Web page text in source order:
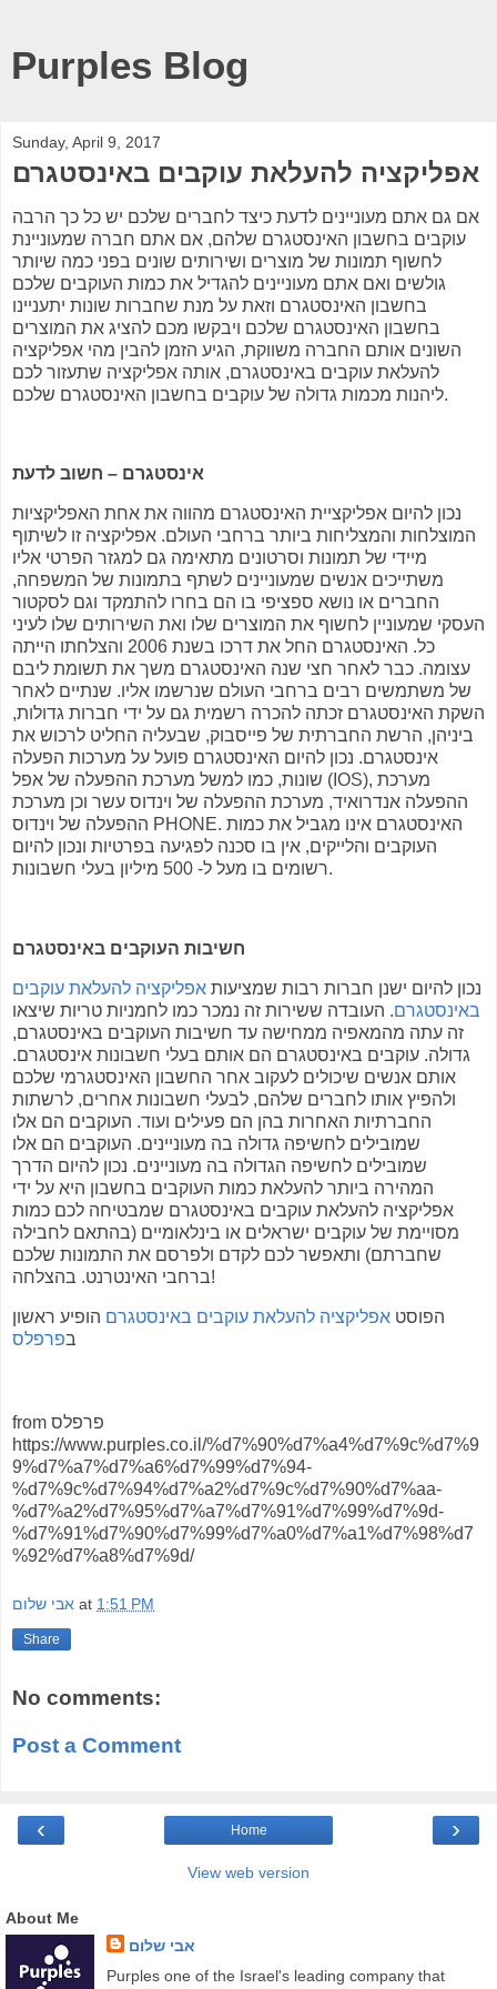
Purples Blog
Sunday, April 9, 2017
אפליקציה להעלאת עוקבים באינסטגרם
אם גם אתם מעוניינים לדעת כיצד לחברים שלכם יש כל כך הרבה
עוקבים בחשבון האינסטגרם שלהם, אם אתם חברה שמעוניינת
לחשוף תמונות של מוצרים ושירותים שונים בפני כמה שיותר
גולשים ואם אתם מעוניינים להגדיל את כמות העוקבים שלכם
בחשבון האינסטגרם וזאת על מנת שחברות שונות יתעניינו
בחשבון האינסטגרם שלכם ויבקשו מכם להציג את המוצרים
השונים אותם החברה משווקת, הגיע הזמן להבין מהי אפליקציה
להעלאת עוקבים באינסטגרם, אותה אפליקציה שתעזור לכם
ליהנות מכמות גדולה של עוקבים בחשבון האינסטגרם שלכם.
אינסטגרם – חשוב לדעת
נכון להיום אפליקציית האינסטגרם מהווה את אחת האפליקציות
המוצלחות והמצליחות ביותר ברחבי העולם. אפליקציה זו לשיתוף
מיידי של תמונות וסרטונים מתאימה גם למגזר הפרטי אליו
משתייכים אנשים שמעוניינים לשתף בתמונות של המשפחה,
החברים או נושא ספציפי בו הם בחרו להתמקד וגם לסקטור
העסקי שמעוניין לחשוף את המוצרים שלו ואת השירותים שלו לעיני
כל. האינסטגרם החל את דרכו בשנת 2006 והצלחתו הייתה
עצומה. כבר לאחר חצי שנה האינסטגרם משך את תשומת ליבם
של משתמשים רבים ברחבי העולם שנרשמו אליו. שנתיים לאחר
השקת האינסטגרם זכתה להכרה רשמית גם על ידי חברות גדולות,
ביניהן, הרשת החברתית של פייסבוק, שבעליה החליט לרכוש את
אינסטגרם. נכון להיום האינסטגרם פועל על מערכות הפעלה
שונות, כמו למשל מערכת ההפעלה של אפל (IOS), מערכת
ההפעלה אנדרואיד, מערכת ההפעלה של וינדוס עשר וכן מערכת
ההפעלה של וינדוס PHONE. האינסטגרם אינו מגביל את כמות
העוקבים והלייקים, אין בו סכנה לפגיעה בפרטיות ונכון להיום
רשומים בו מעל ל- 500 מיליון בעלי חשבונות.
חשיבות העוקבים באינסטגרם
נכון להיום ישנן חברות רבות שמציעות אפליקציה להעלאת עוקבים
באינסטגרם. העובדה ששירות זה נמכר כמו לחמניות טריות שיצאו
זה עתה מהמאפיה ממחישה עד חשיבות העוקבים באינסטגרם,
גדולה. עוקבים באינסטגרם הם אותם בעלי חשבונות אינסטגרם.
אותם אנשים שיכולים לעקוב אחר החשבון האינסטגרמי שלכם
ולהפיץ אותו לחברים שלהם, לבעלי חשבונות אחרים, לרשתות
החברתיות האחרות בהן הם פעילים ועוד. העוקבים הם אלו
שמובילים לחשיפה גדולה בה מעוניינים. העוקבים הם אלו
שמובילים לחשיפה הגדולה בה מעוניינים. נכון להיום הדרך
המהירה ביותר להעלאת כמות העוקבים בחשבון היא על ידי
אפליקציה להעלאת עוקבים באינסטגרם שמבטיחה לכם כמות
מסויימת של עוקבים ישראלים או בינלאומיים (בהתאם לחבילה
שחברתם) ותאפשר לכם לקדם ולפרסם את התמונות שלכם
ברחבי האינטרנט. בהצלחה!
הפוסט אפליקציה להעלאת עוקבים באינסטגרם הופיע ראשון
בפרפלס
from פרפלס
https://www.purples.co.il/%d7%90%d7%a4%d7%9c%d7%9
9%d7%a7%d7%a6%d7%99%d7%94-
%d7%9c%d7%94%d7%a2%d7%9c%d7%90%d7%aa-
%d7%a2%d7%95%d7%a7%d7%91%d7%99%d7%9d-
%d7%91%d7%90%d7%99%d7%a0%d7%a1%d7%98%d7
%92%d7%a8%d7%9d/
אבי שלום at 1:51 PM
Share
No comments:
Post a Comment
‹ ›
Home
View web version
About Me
אבי שלום
Purples one of the Israel's leading company that